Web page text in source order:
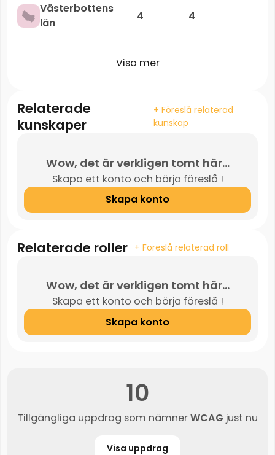
Västerbottens
län
4 4
Visa mer
Relaterade
kunskaper
+ Föreslå relaterad
kunskap
Wow, det är verkligen tomt här...
Skapa ett konto och börja föreslå !
Skapa konto
Relaterade roller + Föreslå relaterad roll
Wow, det är verkligen tomt här...
Skapa ett konto och börja föreslå !
Skapa konto
10
Tillgängliga uppdrag som nämnerWCAG just nu
Visa uppdrag